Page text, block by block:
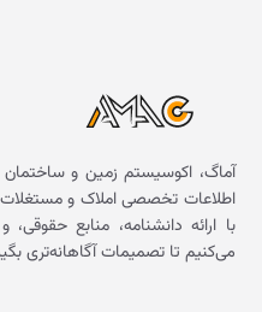
آماگ، اکوسیستم زمین و
اطلاعات تخصصی املاک و
با ارائه دانشنامه، منابع
می‌کنیم تا تصمیمات آگاهانه‌تری